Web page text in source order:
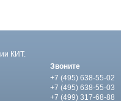
КИТ.
Звоните
+7 (495) 638-55-02
+7 (495) 638-55-03
+7 (499) 317-68-88